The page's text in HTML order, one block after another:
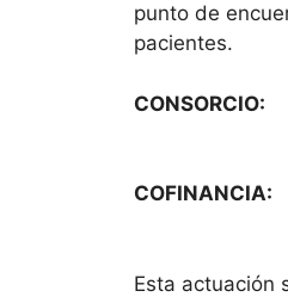
punto de
pacientes.
CONSORCIO:
COFINANCIA:
Esta actuación